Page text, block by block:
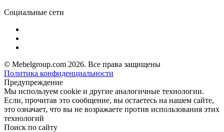
Социальные сети
© Mebelgroup.com 2026. Все права защищены
Политика конфиденциальности
Предупреждение
Мы используем cookie и другие аналогичные технологии.
Если, прочитав это сообщение, вы остаетесь на нашем сайте,
это означает, что вы не возражаете против использования этих
технологий
Поиск по сайту